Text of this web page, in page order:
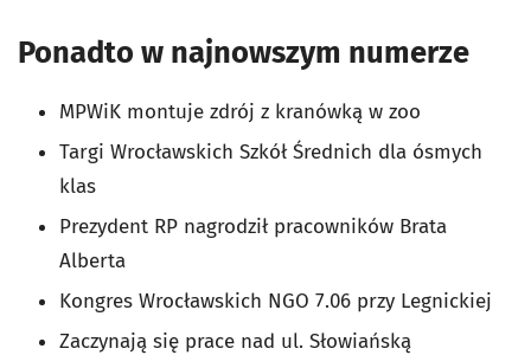
Ponadto w najnowszym numerze
MPWiK montuje zdrój z kranówką w zoo
Targi Wrocławskich Szkół Średnich dla ósmych
klas
Prezydent RP nagrodził pracowników Brata
Alberta
Kongres Wrocławskich NGO 7.06 przy Legnickiej
Zaczynają się prace nad ul. Słowiańską